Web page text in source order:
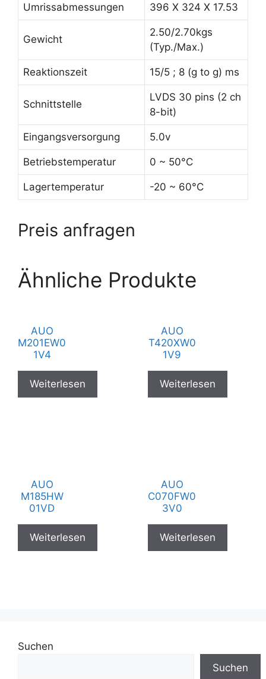
Umrissabmessungen 396 X 324 X 17.53
Gewicht
2.50/2.70kgs
(Typ./Max.)
Reaktionszeit 15/5 ; 8 (g to g) ms
Schnittstelle
LVDS 30 pins (2 ch
8-bit)
Eingangsversorgung 5.0v
Betriebstemperatur 0 ~ 50°C
Lagertemperatur -20 ~ 60°C
Preis anfragen
Ähnliche Produkte
AUO
M201EW0
1V4
Weiterlesen
AUO
T420XW0
1V9
Weiterlesen
AUO
M185HW
01VD
Weiterlesen
AUO
C070FW0
3V0
Weiterlesen
Suchen
Suchen